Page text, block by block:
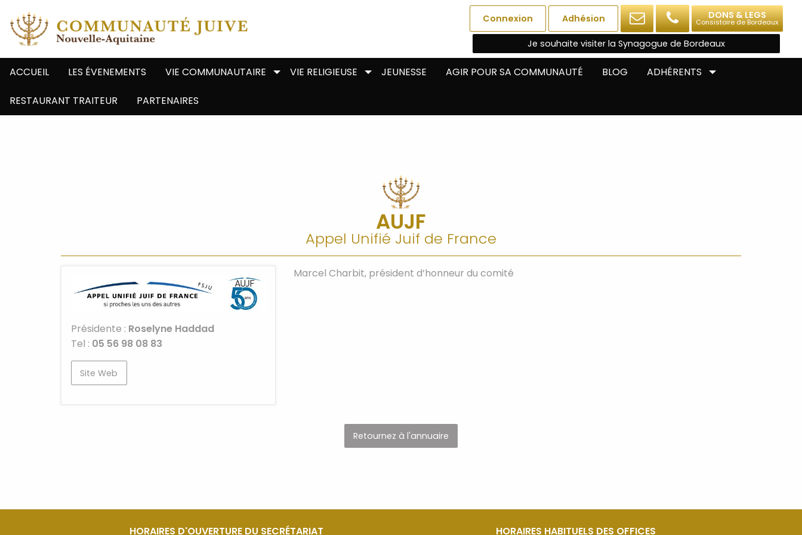
Connexion Adhésion DONS & LEGS
Consistoire de Bordeaux
Je souhaite visiter la Synagogue de Bordeaux
ACCUEIL LES ÉVENEMENTS VIE COMMUNAUTAIRE VIE RELIGIEUSE JEUNESSE AGIR POUR SA COMMUNAUTÉ BLOG ADHÉRENTS
RESTAURANT TRAITEUR PARTENAIRES
AUJF
Appel Unifié Juif de France
Présidente : Roselyne Haddad
Tel : 05 56 98 08 83
Site Web
Marcel Charbit, président d’honneur du comité
Retournez à l'annuaire
HORAIRES D'OUVERTURE DU SECRÉTARIAT HORAIRES HABITUELS DES OFFICES